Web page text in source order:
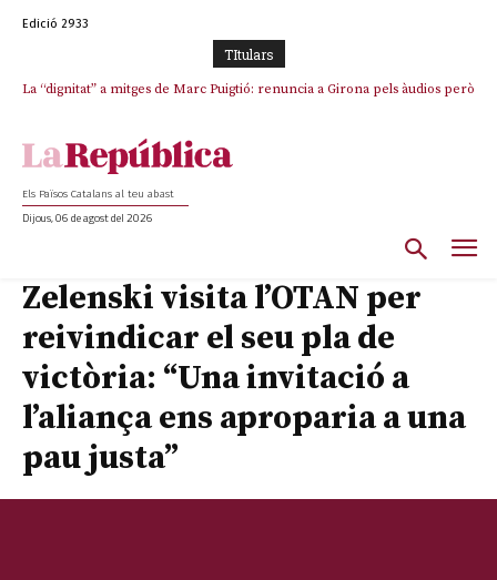
Edició 2933
TItulars
La “dignitat” a mitges de Marc Puigtió: renuncia a Girona pels àudios però
Els Països Catalans al teu abast
Dijous, 06 de agost del 2026
Zelenski visita l’OTAN per
reivindicar el seu pla de
victòria: “Una invitació a
l’aliança ens aproparia a una
pau justa”